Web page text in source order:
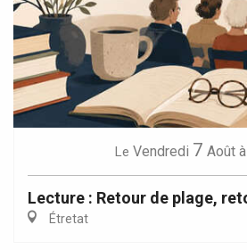
Le Vendredi 7 Août
Lecture : Retour de plage,
Étretat